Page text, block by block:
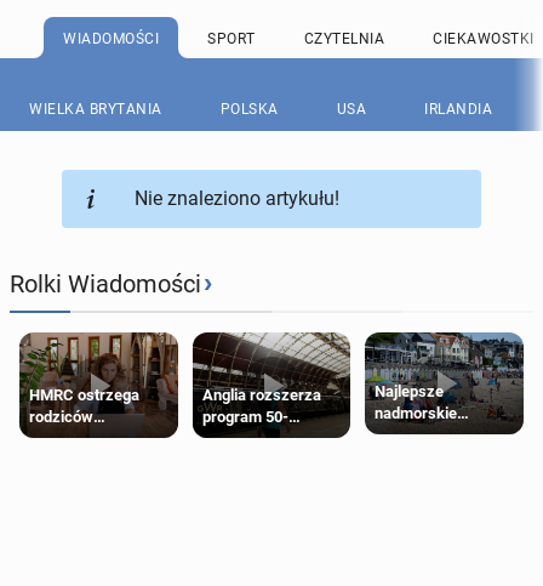
WIADOMOŚCI SPORT CZYTELNIA CIEKAWOSTKI
WIELKA BRYTANIA POLSKA USA IRLANDIA
Nie znaleziono artykułu!
Rolki Wiadomości›
HMRC ostrzega
rodziców
pobierających Child
Anglia rozszerza
program 50-
procentowych
Najlepsze
nadmorskie
miasteczko blisko